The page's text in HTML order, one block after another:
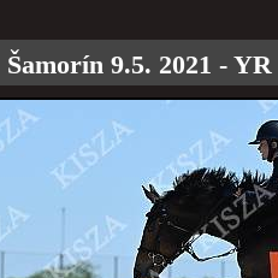
Šamorín 9.5. 2021 -